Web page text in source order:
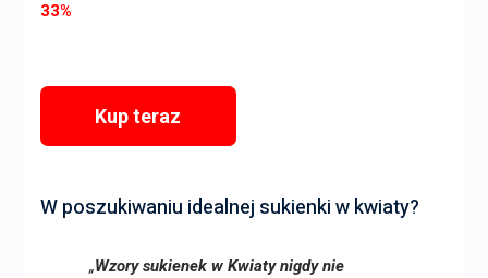
33%
Kup teraz
W poszukiwaniu idealnej sukienki w kwiaty?
„Wzory sukienek w Kwiaty nigdy nie